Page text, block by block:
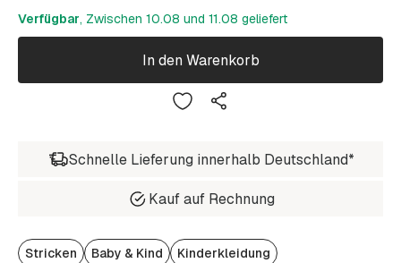
Verfügbar, Zwischen 10.08 und 11.08 geliefert
In den Warenkorb
Schnelle Lieferung innerhalb Deutschland*
Kauf auf Rechnung
Stricken Baby & Kind Kinderkleidung